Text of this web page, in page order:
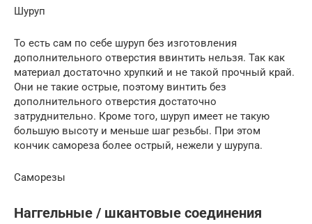
Шуруп
То есть сам по себе шуруп без изготовления
дополнительного отверстия ввинтить нельзя. Так как
материал достаточно хрупкий и не такой прочный край.
Они не такие острые, поэтому винтить без
дополнительного отверстия достаточно
затруднительно. Кроме того, шуруп имеет не такую
большую высоту и меньше шаг резьбы. При этом
кончик самореза более острый, нежели у шурупа.
Саморезы
Наггельные / шкантовые соединения